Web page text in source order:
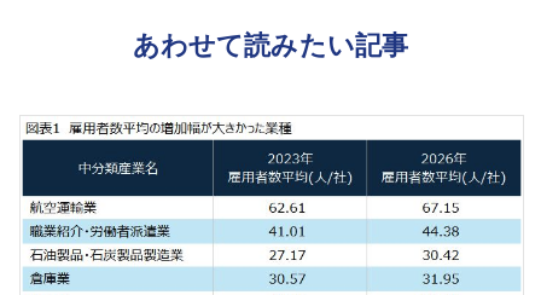
あわせて読みたい記事